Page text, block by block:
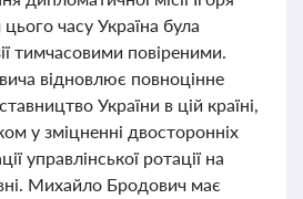
часу Україна була
тимчасовими повіреними.
відновлює повноцінне
України в цій країні,
у зміцненні двосторонніх
управлінської ротації на
Михайло Бродович має